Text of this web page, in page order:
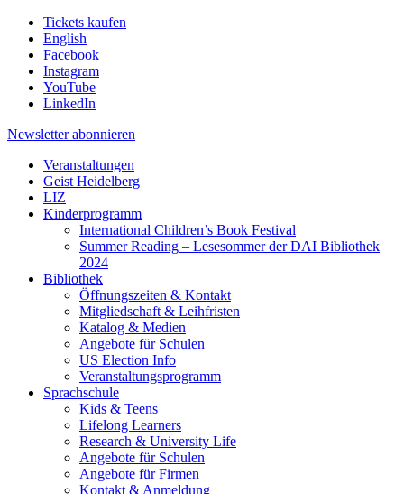
Tickets kaufen
English
Facebook
Instagram
YouTube
LinkedIn
Newsletter abonnieren
Veranstaltungen
Geist Heidelberg
LIZ
Kinderprogramm
International Children’s Book Festival
Summer Reading – Lesesommer der DAI Bibliothek
2024
Bibliothek
Öffnungszeiten & Kontakt
Mitgliedschaft & Leihfristen
Katalog & Medien
Angebote für Schulen
US Election Info
Veranstaltungsprogramm
Sprachschule
Kids & Teens
Lifelong Learners
Research & University Life
Angebote für Schulen
Angebote für Firmen
Kontakt & Anmeldung